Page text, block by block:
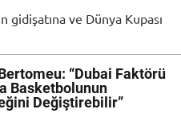
ve Dünya Kupası
“Dubai Faktörü
Basketbolunun
Değiştirebilir”